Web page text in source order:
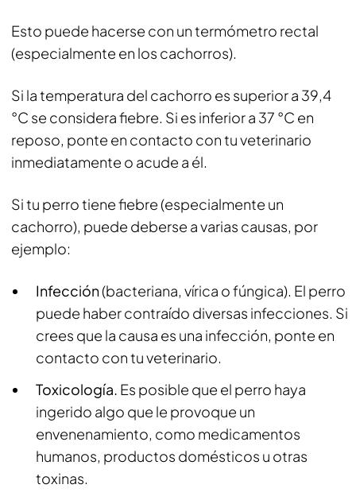
Esto puede hacerse con un termómetro rectal
(especialmente en los cachorros).
Si la temperatura del cachorro es superior a 39,4
°C se considera fiebre. Si es inferior a 37 °C en
reposo, ponte en contacto con tu veterinario
inmediatamente o acude a él.
Si tu perro tiene fiebre (especialmente un
cachorro), puede deberse a varias causas, por
ejemplo:
Infección(bacteriana, vírica o fúngica). El perro
puede haber contraído diversas infecciones. Si
crees que la causa es una infección, ponte en
contacto con tu veterinario.
Toxicología. Es posible que el perro haya
ingerido algo que le provoque un
envenenamiento, como medicamentos
humanos, productos domésticos u otras
toxinas.